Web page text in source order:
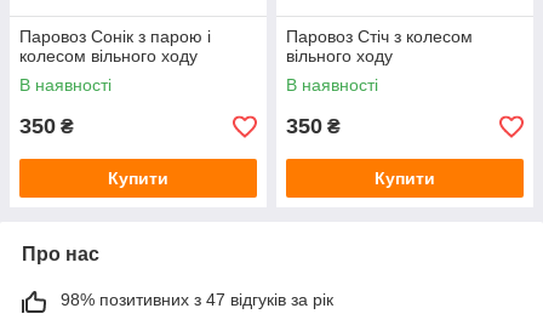
Паровоз Сонік з парою і
колесом вільного ходу
В наявності
350 ₴
Купити
Паровоз Стіч з колесом
вільного ходу
В наявності
350 ₴
Купити
Про нас
98% позитивних з 47 відгуків за рік